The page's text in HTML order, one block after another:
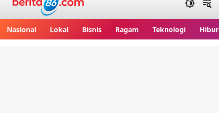
Nasional Lokal Bisnis Ragam Teknologi